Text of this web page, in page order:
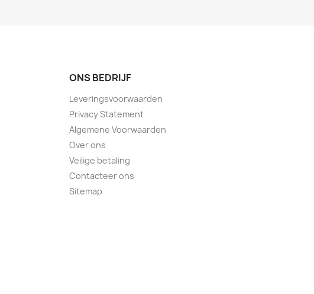
ONS BEDRIJF
Leveringsvoorwaarden
Privacy Statement
Algemene Voorwaarden
Over ons
Veilige betaling
Contacteer ons
Sitemap